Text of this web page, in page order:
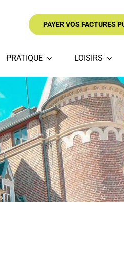
PAYER VOS FACTURES
PRATIQUE LOISIRS